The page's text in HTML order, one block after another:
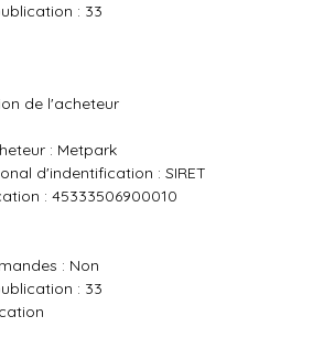
: 33
de l'acheteur
: Metpark
d'indentification : SIRET
: 45333506900010
: Non
: 33